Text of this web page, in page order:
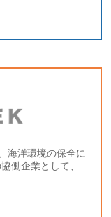
海洋環境の保全に
働企業として、